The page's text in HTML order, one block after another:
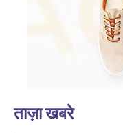
ताज़ा खबरे